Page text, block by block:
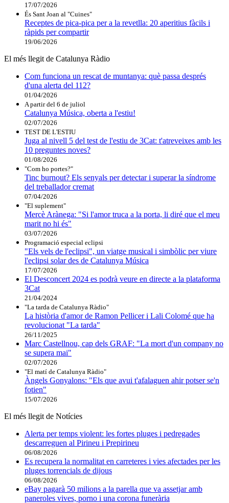
17/07/2026
És Sant Joan al "Cuines"
Receptes de pica-pica per a la revetlla: 20 aperitius fàcils i
ràpids per compartir
19/06/2026
El més llegit de Catalunya Ràdio
Com funciona un rescat de muntanya: què passa després
d'una alerta del 112?
01/04/2026
A partir del 6 de juliol
Catalunya Música, oberta a l'estiu!
02/07/2026
TEST DE L'ESTIU
Juga al nivell 5 del test de l'estiu de 3Cat: t'atreveixes amb les
10 preguntes noves?
01/08/2026
"Com ho portes?"
Tinc burnout? Els senyals per detectar i superar la síndrome
del treballador cremat
07/04/2026
"El suplement"
Mercè Arànega: "Si l'amor truca a la porta, li diré que el meu
marit no hi és"
03/07/2026
Programació especial eclipsi
"Els vels de l'eclipsi", un viatge musical i simbòlic per viure
l'eclipsi solar des de Catalunya Música
17/07/2026
El Desconcert 2024 es podrà veure en directe a la plataforma
3Cat
21/04/2024
"La tarda de Catalunya Ràdio"
La història d'amor de Ramon Pellicer i Lali Colomé que ha
revolucionat "La tarda"
26/11/2025
Marc Castellnou, cap dels GRAF: "La mort d'un company no
se supera mai"
02/07/2026
"El matí de Catalunya Ràdio"
Àngels Gonyalons: "Els que avui t'afalaguen ahir potser se'n
fotien"
15/07/2026
El més llegit de Notícies
Alerta per temps violent: les fortes pluges i pedregades
descarreguen al Pirineu i Prepirineu
06/08/2026
Es recupera la normalitat en carreteres i vies afectades per les
pluges torrencials de dijous
06/08/2026
eBay pagarà 50 milions a la parella que va assetjar amb
paneroles vives, porno i una corona funerària